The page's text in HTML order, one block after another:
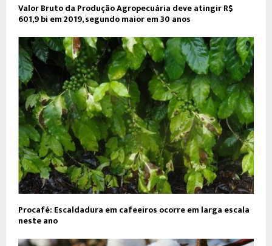
Valor Bruto da Produção Agropecuária deve atingir R$
601,9 bi em 2019, segundo maior em 30 anos
Procafé: Escaldadura em cafeeiros ocorre em larga escala
neste ano